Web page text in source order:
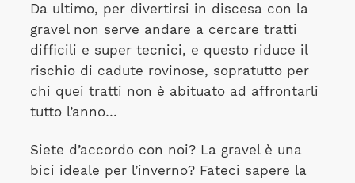
Da ultimo, per divertirsi in discesa con la
gravel non serve andare a cercare tratti
difficili e super tecnici, e questo riduce il
rischio di cadute rovinose, sopratutto per
chi quei tratti non è abituato ad affrontarli
tutto l’anno…
Siete d’accordo con noi? La gravel è una
bici ideale per l’inverno? Fateci sapere la